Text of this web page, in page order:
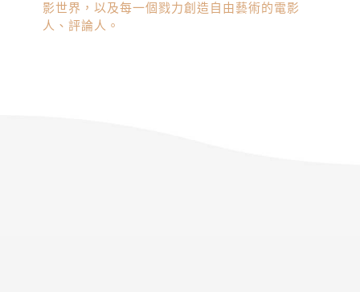
影世界，以及每一個戮力創造自由藝術的電影
人、評論人。